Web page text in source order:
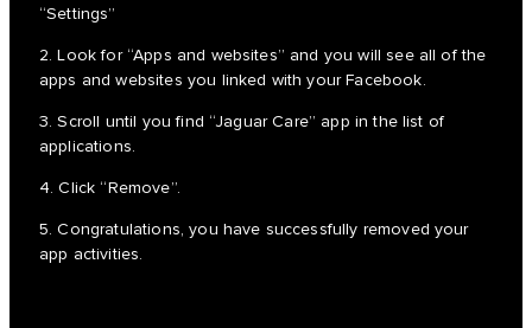
“Settings”
2. Look for “Apps and websites” and you will see all of the
apps and websites you linked with your Facebook.
3. Scroll until you find “Jaguar Care” app in the list of
applications.
4. Click “Remove”.
5. Congratulations, you have successfully removed your
app activities.